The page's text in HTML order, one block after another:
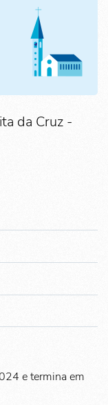
da Cruz -
e termina em